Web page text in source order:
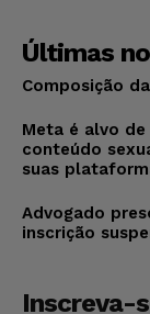
Últimas
Composição
Meta é alvo
conteúdo
suas
Advogado
inscrição
Inscreva-